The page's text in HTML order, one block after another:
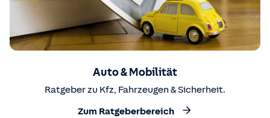
Auto & Mobilität
Ratgeber zu Kfz, Fahrzeugen & Sicherheit.
Zum Ratgeberbereich